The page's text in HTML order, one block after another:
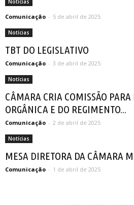
Notícias
Comunicação - 5 de abril de 2025
Notícias
TBT DO LEGISLATIVO
Comunicação - 3 de abril de 2025
Notícias
CÂMARA CRIA COMISSÃO PARA
ORGÂNICA E DO REGIMENTO...
Comunicação - 2 de abril de 2025
Notícias
MESA DIRETORA DA CÂMARA
Comunicação - 1 de abril de 2025